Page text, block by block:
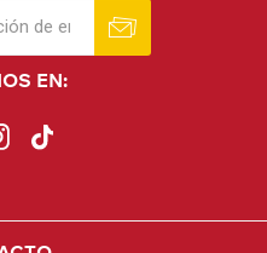
EN: